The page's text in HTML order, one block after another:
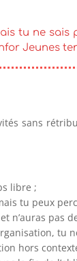
tu ne
Jeunes
sans
libre ;
tu peux
n’auras pas
hors